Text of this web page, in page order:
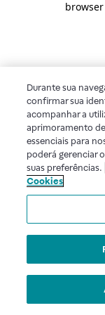
Durante sua
confirmar sua
acompanhar a
aprimoramento
essenciais para
poderá gerenciar
suas preferências.
Cookies